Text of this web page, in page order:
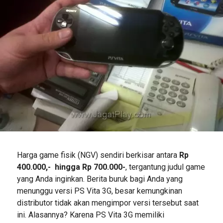
Harga game fisik (NGV) sendiri berkisar antaraRp
400.000,- hingga Rp 700.000-, tergantung judul game
yang Anda inginkan. Berita buruk bagi Anda yang
menunggu versi PS Vita 3G, besar kemungkinan
distributor tidak akan mengimpor versi tersebut saat
ini. Alasannya? Karena PS Vita 3G memiliki